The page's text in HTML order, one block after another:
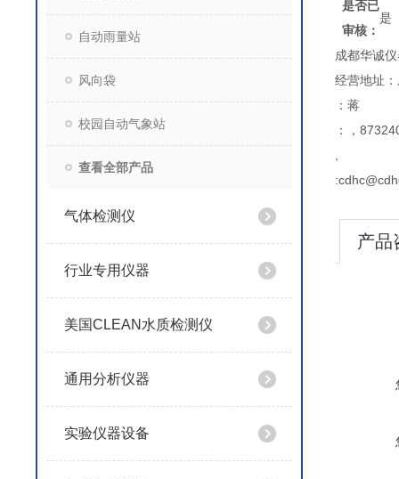
自动雨量站
风向袋
校园自动气象站
查看全部产品
气体检测仪
行业专用仪器
美国CLEAN水质检测仪
通用分析仪器
实验仪器设备
是否已
审核：
是
成都华诚
经营地址
：蒋
：，
产品